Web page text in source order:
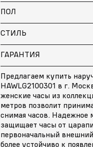
ПОЛ
СТИЛЬ
ГАРАНТИЯ
Предлагаем купить
HAWLG2100301 в г.
женские часы из
метров позволит
снимая часов. Надежное
защищает часы от
первоначальный
более устойчиво к